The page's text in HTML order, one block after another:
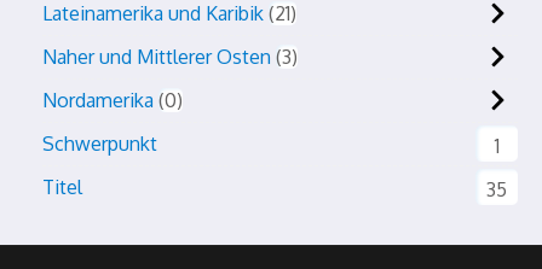
Lateinamerika und Karibik 21
Naher und Mittlerer Osten 3
Nordamerika 0
Schwerpunkt
1
Titel
35